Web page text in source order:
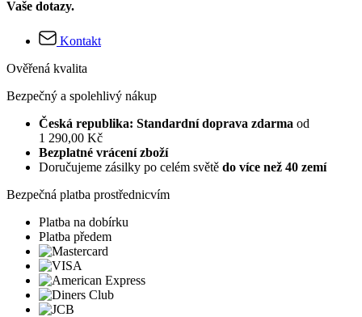
Vaše dotazy.
Kontakt
Ověřená kvalita
Bezpečný a spolehlivý nákup
Česká republika: Standardní doprava zdarma od
1 290,00 Kč
Bezplatné vrácení zboží
Doručujeme zásilky po celém světě do více než 40 zemí
Bezpečná platba prostřednicvím
Platba na dobírku
Platba předem